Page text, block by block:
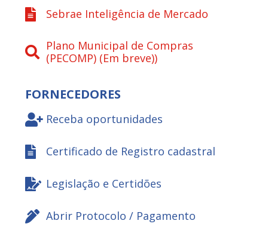
Sebrae Inteligência de Mercado
Plano Municipal de Compras
(PECOMP) (Em breve))
FORNECEDORES
Receba oportunidades
Certificado de Registro cadastral
Legislação e Certidões
Abrir Protocolo / Pagamento